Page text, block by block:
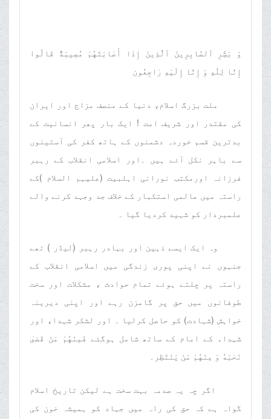
وَ بَشِّرِ اَلصّٰابِرِينَ اَلَّذِينَ إِذٰا أَصٰابَتْهُمْ مُصِيبَةٌ قٰالُوا
إِنّٰا لِلّٰهِ وَ إِنّٰا إِلَيْهِ رٰاجِعُون
ملت بزرگ اسلام، دنیا کے منصف مزاج اور ایران
کی مقتدر اور شریف امت ! ایک بار پھر انسانیت کے
بدترین قسم خوردہ دشمنوں کے ہاتھ کفر کی آستینوں
سے باہر نکل آئے ہیں ۔اور اسلامی انقلاب کے رہبر
فرزانہ اورمکتب نورانی اہلبیت (علیہم السلام )کے
راستہ میں عالمی استکبار کے خلاف جد وجہد کرنے والے
علمبردار کو شہید کردیا گیا ۔
وہ ایک ایسے ذہین اور بہادر رہبر (لیڈر ) تھے
جنہوں نے اپنی پوری زندگی میں اسلامی انقلاب کے
راستہ پر چلتے ہوئے تمام حوادث ، مشکلات اور سخت
طوفانوں میں حق پر گامزن رہے اور اپنی دیرینہ
خواہش (شہادت) کو حاصل کرلیا ۔ اور لشکر شہدا، اور
شہداء کے امام کے ساتھ شامل ہوگئے فَمِنْهُمْ مَنْ قَضىٰ
نَحْبَهُ وَ مِنْهُمْ مَنْ يَنْتَظِر۔
اگر چہ یہ صدمہ بہت سخت ہے لیکن تاریخ اسلام
گواہ ہے کہ حق کی راہ میں جہاد کو ہمیشہ خون کی